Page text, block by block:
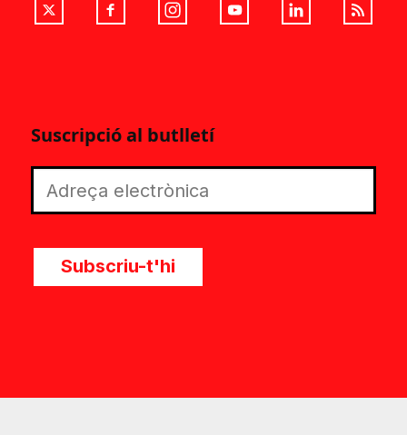
Suscripció al butlletí
Subscriu-t'hi